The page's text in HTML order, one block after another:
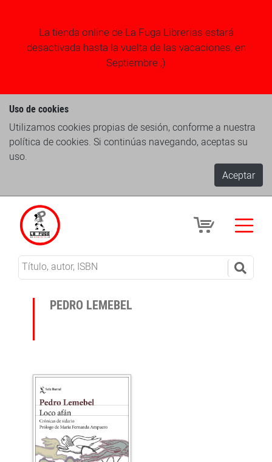
La tienda online de La Fuga Librerias estará
desactivada hasta la vuelta de las vacaciones, en
Septiembre ;)
Uso de cookies
Utilizamos cookies propias de sesión, conforme a nuestra
política de cookies. Si continúas navegando, aceptas su
uso.
Aceptar
PEDRO LEMEBEL